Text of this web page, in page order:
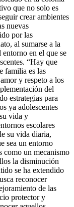
que no solo es
crear ambientes
nuevas
por las
al sumarse a la
en el que se
“Hay que
familia es las
y respeto a los
del
estrategias para
ya adolescentes
vida y
escolares
su vida diaria,
sea un entorno
como un mecanismo
la disminución
se ha extendido
reconocer
de las
protector y